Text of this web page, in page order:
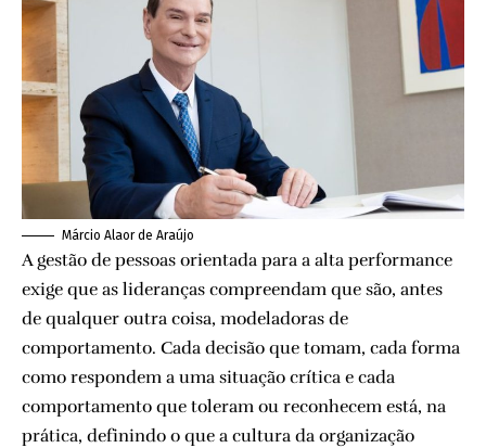
Márcio Alaor de Araújo
A gestão de pessoas orientada para a alta performance
exige que as lideranças compreendam que são, antes
de qualquer outra coisa, modeladoras de
comportamento. Cada decisão que tomam, cada forma
como respondem a uma situação crítica e cada
comportamento que toleram ou reconhecem está, na
prática, definindo o que a cultura da organização